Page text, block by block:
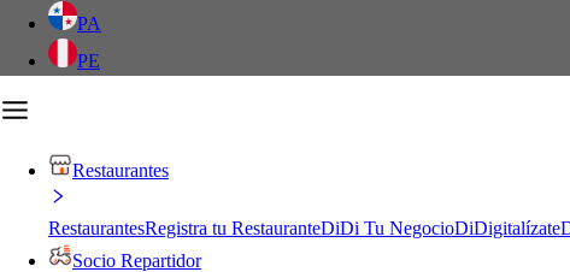
PA
PE
Restaurantes
RestaurantesRegistra tu RestauranteDiDi Tu NegocioDiDigitalízate
Socio Repartidor